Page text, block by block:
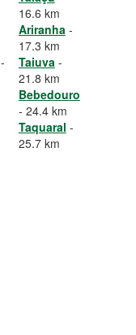
16.6 km
Ariranha-
17.3 km
-
Taiuva-
21.8 km
Bebedouro
- 24.4 km
Taquaral -
25.7 km